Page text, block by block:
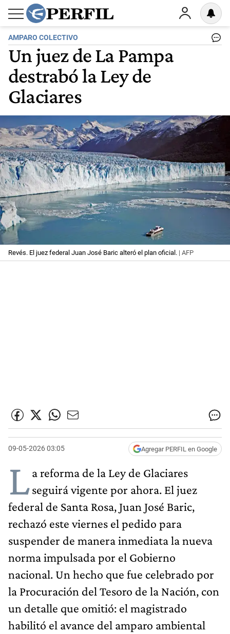
AMPARO COLECTIVO
Un juez de La Pampa
destrabó la Ley de
Glaciares
Revés. El juez federal Juan José Baric alteró el plan oficial. | AFP
09-05-2026 03:05 Agregar PERFIL en Google
La reforma de la Ley de Glaciares
seguirá vigente por ahora. El juez
federal de Santa Rosa, Juan José Baric,
rechazó este viernes el pedido para
suspender de manera inmediata la nueva
norma impulsada por el Gobierno
nacional. Un hecho que fue celebrado por
la Procuración del Tesoro de la Nación, con
un detalle que omitió: el magistrado
habilitó el avance del amparo ambiental